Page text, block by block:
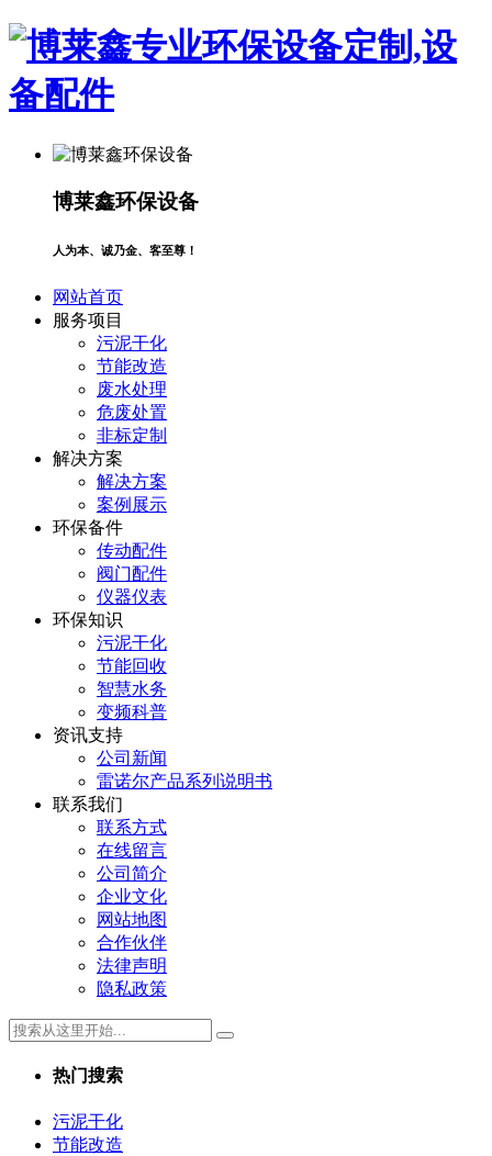
博莱鑫环保设备
人为本、诚乃金、客至尊！
网站首页
服务项目
污泥干化
节能改造
废水处理
危废处置
非标定制
解决方案
解决方案
案例展示
环保备件
传动配件
阀门配件
仪器仪表
环保知识
污泥干化
节能回收
智慧水务
变频科普
资讯支持
公司新闻
雷诺尔产品系列说明书
联系我们
联系方式
在线留言
公司简介
企业文化
网站地图
合作伙伴
法律声明
隐私政策
热门搜索
污泥干化
节能改造